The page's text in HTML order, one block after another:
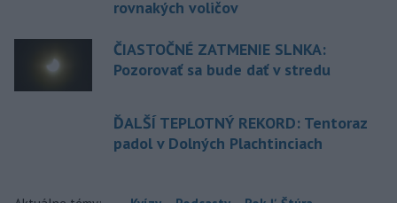
rovnakých voličov
ČIASTOČNÉ ZATMENIE SLNKA:
Pozorovať sa bude dať v stredu
ĎALŠÍ TEPLOTNÝ REKORD: Tentoraz
padol v Dolných Plachtinciach